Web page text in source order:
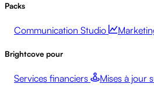
Packs
Communication Studio
Brightcove pour
Services financiers Mises à jour